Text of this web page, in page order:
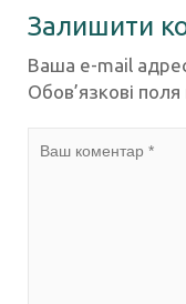
Залишити
Ваша e-mail
Обов’язкові поля